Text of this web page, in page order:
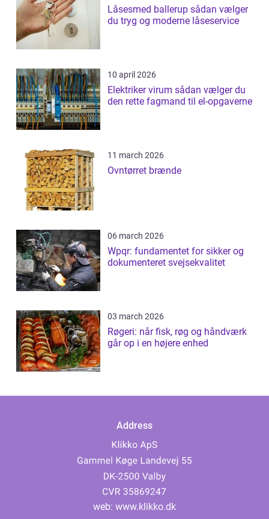
Låsesmed ballerup sådan vælger
du tryg og moderne låseservice
10 april 2026
Elektriker virum sådan vælger du
den rette fagmand til el-opgaverne
11 march 2026
Ovntørret brænde
06 march 2026
Wpqr: fundamentet for sikker og
dokumenteret svejsekvalitet
03 march 2026
Røgeri: når fisk, røg og håndværk
går op i en højere enhed
Address
web: www.klikko.dk